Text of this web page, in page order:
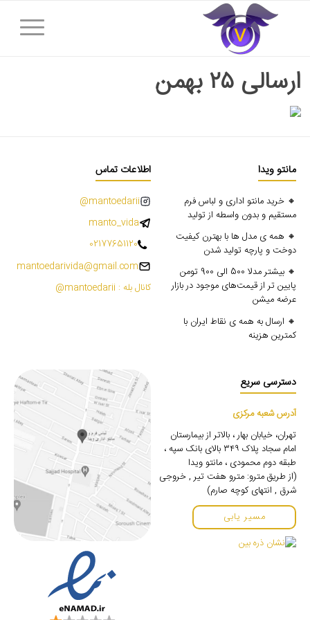
ارسالی ۲۵ بهمن
مانتو ویدا
🔸 خرید مانتو اداری و لباس فرم
مستقیم و بدون واسطه از تولید
🔸 همه ی مدل ها با بهترن کیفیت
دوخت و پارچه تولید شدن
🔸 بیشتر مدلا 500 الی 900 تومن
پایین تر از قیمت‌های موجود در بازار
عرضه میشن
🔸 ارسال به همه ی نقاط ایران با
کمترین هزینه
اطلاعات تماس
mantoedarii@
manto_vida
02177651120
mantoedarivida@gmail.com
کانال بله : mantoedarii@
دسترسی سریع
آدرس شعبه مرکزی
تهران، خیابان بهار ، بالاتر از بیمارستان
امام سجاد پلاک ۳۴۹ بالای بانک سپه ،
طبقه دوم محمودی ، مانتو ویدا
(از طریق مترو: مترو هفت تیر , خروجی
شرق , انتهای کوچه صارم)
مسیر یابی